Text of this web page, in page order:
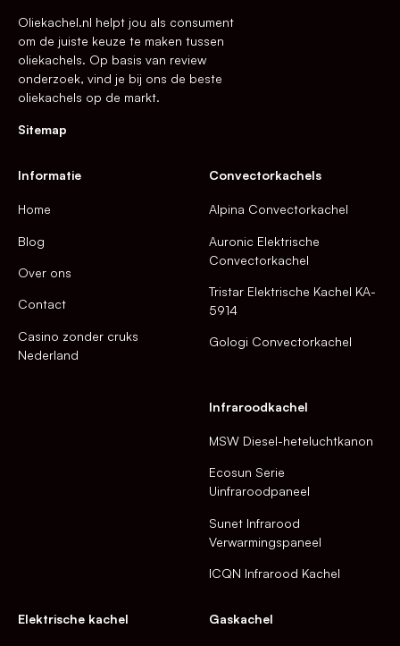
Oliekachel.nl helpt jou als consument
om de juiste keuze te maken tussen
oliekachels. Op basis van review
onderzoek, vind je bij ons de beste
oliekachels op de markt.
Sitemap
Informatie
Home
Blog
Over ons
Contact
Casino zonder cruks
Nederland
Convectorkachels
Alpina Convectorkachel
Auronic Elektrische
Convectorkachel
Tristar Elektrische Kachel KA-
5914
Gologi Convectorkachel
Infraroodkachel
MSW Diesel-heteluchtkanon
Ecosun Serie
Uinfraroodpaneel
Sunet Infrarood
Verwarmingspaneel
ICQN Infrarood Kachel
Elektrische kachel Gaskachel